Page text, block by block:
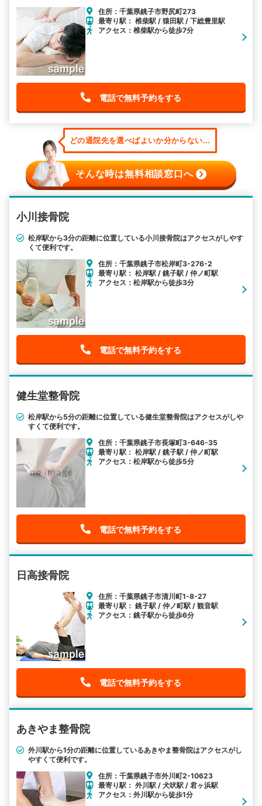
住所：千葉県銚子市野尻町273
最寄り駅： 椎柴駅 / 猿田駅 / 下総豊里駅
アクセス：椎柴駅から徒歩7分
電話で無料予約をする
どの通院先を選べばよいか分からない...
そんな時は無料相談窓口へ
小川接骨院
松岸駅から3分の距離に位置している小川接骨院はアクセスがしやす
くて便利です。
住所：千葉県銚子市松岸町3-276-2
最寄り駅： 松岸駅 / 銚子駅 / 仲ノ町駅
アクセス：松岸駅から徒歩3分
電話で無料予約をする
健生堂整骨院
松岸駅から5分の距離に位置している健生堂整骨院はアクセスがしや
すくて便利です。
住所：千葉県銚子市長塚町3-646-35
最寄り駅： 松岸駅 / 銚子駅 / 仲ノ町駅
アクセス：松岸駅から徒歩5分
電話で無料予約をする
日高接骨院
住所：千葉県銚子市清川町1-8-27
最寄り駅： 銚子駅 / 仲ノ町駅 / 観音駅
アクセス：銚子駅から徒歩6分
電話で無料予約をする
あきやま整骨院
外川駅から1分の距離に位置しているあきやま整骨院はアクセスがし
やすくて便利です。
住所：千葉県銚子市外川町2-10623
最寄り駅： 外川駅 / 犬吠駅 / 君ヶ浜駅
アクセス：外川駅から徒歩1分